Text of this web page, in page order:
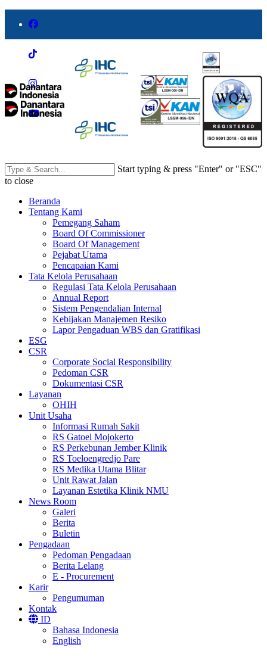
Start typing & press "Enter" or "ESC"
to close
Beranda
Tentang Kami
Pemegang Saham
Board Of Commissioner
Board Of Management
Pejabat Utama
Pencapaian Kami
Tata Kelola Perusahaan
Regulasi Tata Kelola Perusahaan
Annual Report
Sistem Pengendalian Internal
Kebijakan Manajemen Resiko
Lapor Pengaduan WBS dan Gratifikasi
ESG
CSR
Corporate Social Responsibility
Pedoman CSR
Dokumentasi CSR
Layanan
OHIH
Unit Usaha
Informasi Rumah Sakit
RS Gatoel Mojokerto
RS Perkebunan Jember Klinik
RS Toeloengredjo Pare
RS Medika Utama Blitar
Unit Rawat Jalan
Layanan Estetika Klinik NMU
News Room
Galeri
Berita
Buletin
Pengadaan
Pedoman Pengadaan
Berita Lelang
E - Procurement
Karir
Pengumuman
Kontak
ID
Bahasa Indonesia
English